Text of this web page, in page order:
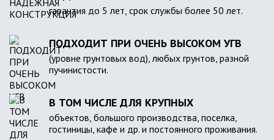
гарантия до 5 лет, срок службы более 50 лет.
ПОДХОДИТ ПРИ ОЧЕНЬ ВЫСОКОМ УГВ
(уровне грунтовых вод), любых грунтов, разной
пучинистости.
В ТОМ ЧИСЛЕ ДЛЯ КРУПНЫХ
объектов, большого производства, поселка,
гостиницы, кафе и др. и постоянного проживания.